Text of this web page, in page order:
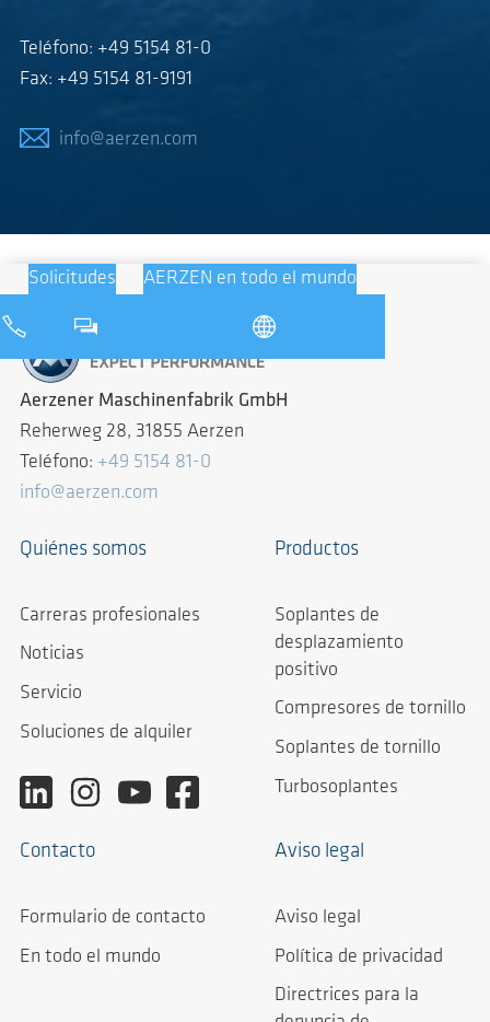
Teléfono: +49 5154 81-0
Fax: +49 5154 81-9191
info@aerzen.com
Solicitudes AERZEN en todo el mundo
Aerzener Maschinenfabrik GmbH
Reherweg 28, 31855 Aerzen
Teléfono: +49 5154 81-0
info@aerzen.com
Quiénes somos
Carreras profesionales
Noticias
Servicio
Soluciones de alquiler
Productos
Soplantes de
desplazamiento
positivo
Compresores de tornillo
Soplantes de tornillo
Turbosoplantes
Contacto
Formulario de contacto
En todo el mundo
Aviso legal
Aviso legal
Política de privacidad
Directrices para la